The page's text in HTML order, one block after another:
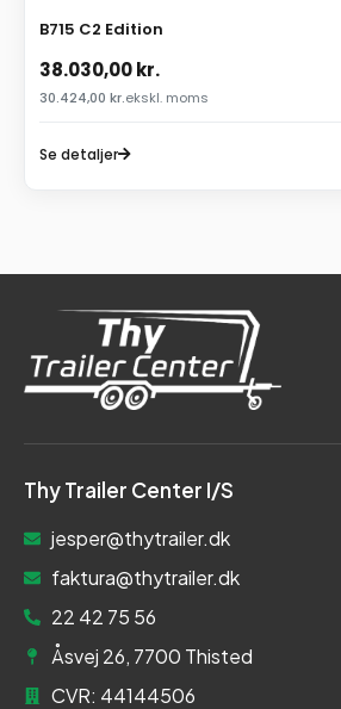
B715 C2 Edition
38.030,00kr.
30.424,00 kr.ekskl. moms
Se detaljer
Thy Trailer Center I/S
jesper@thytrailer.dk
faktura@thytrailer.dk
22 42 75 56
Åsvej 26, 7700 Thisted
CVR: 44144506